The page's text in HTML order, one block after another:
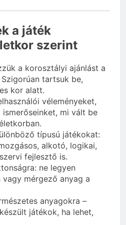
a játék
szerint
a korosztályi ajánlást a
tartsuk be,
kor alatt.
véleményeket,
ismerőseinket, mi vált be
típusú játékokat:
alkotó, logikai,
fejlesztő is.
ne legyen
vagy mérgező anyag a
anyagokra –
játékok, ha lehet,